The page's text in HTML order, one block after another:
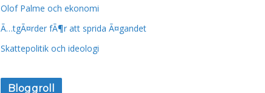
Olof Palme och ekonomi
Ã…tgÃ¤rder fÃ¶r att sprida Ã¤gandet
Skattepolitik och ideologi
Bloggroll